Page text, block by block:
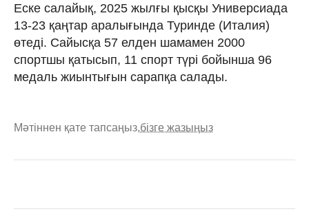
Еске салайық, 2025 жылғы қысқы Универсиада
13-23 қаңтар аралығында Туринде (Италия)
өтеді. Сайысқа 57 елден шамамен 2000
спортшы қатысып, 11 спорт түрі бойынша 96
медаль жиынтығын сарапқа салады.
Мәтіннен қате тапсаңыз,бізге жазыңыз